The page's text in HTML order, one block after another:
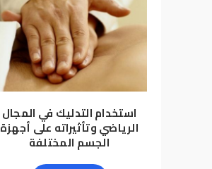
استخدام التدليك في المجال
الرياضي وتأثيراته على أجهزة
الجسم المختلفة